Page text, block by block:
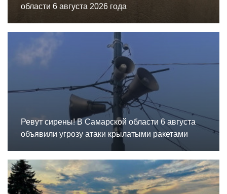
области 6 августа 2026 года
Ревут сирены! В Самарской области 6 августа
объявили угрозу атаки крылатыми ракетами